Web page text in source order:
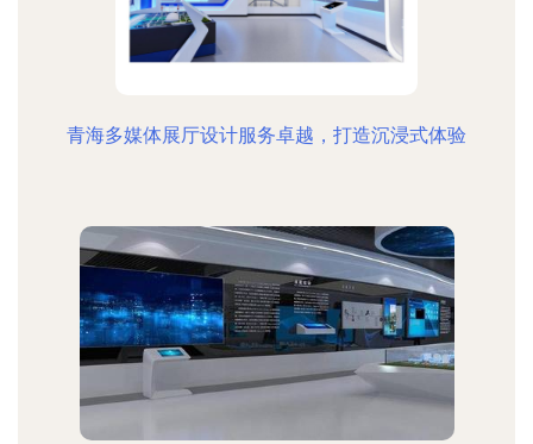
青海多媒体展厅设计服务卓越，打造沉浸式体验